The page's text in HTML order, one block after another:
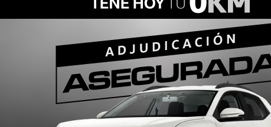
de Senadores y Diputados impulsa para la
integralmente las instalaciones del club”, destacaron
con el Racing Lawn Tennis Club de San Cristóbal, en
una inversión de $22.000.000 destinada a la